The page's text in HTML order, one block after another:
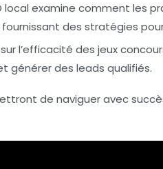
local examine comment les
des stratégies
sur l’efficacité des jeux
générer des leads qualifiés.
de naviguer avec